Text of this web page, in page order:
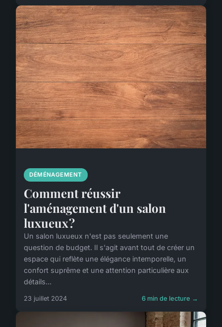
DÉMÉNAGEMENT
Comment réussir
l'aménagement d'un salon
luxueux ?
Un salon luxueux n'est pas seulement une
question de budget. Il s'agit avant tout de créer un
espace qui reflète une élégance intemporelle, un
confort suprême et une attention particulière aux
détails...
23 juillet 2024 6 min de lecture →